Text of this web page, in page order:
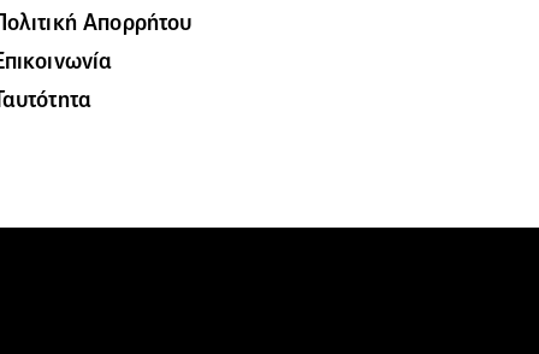
Απορρήτου